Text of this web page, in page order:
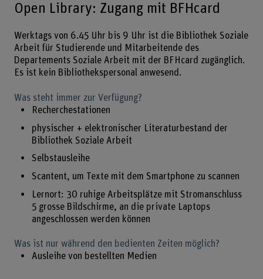
Open Library: Zugang mit BFHcard
Werktags von 6.45 Uhr bis 9 Uhr ist die Bibliothek Soziale
Arbeit für Studierende und Mitarbeitende des
Departements Soziale Arbeit mit der BFHcard zugänglich.
Es ist kein Bibliothekspersonal anwesend.
Was steht immer zur Verfügung?
Recherchestationen
physischer + elektronischer Literaturbestand der
Bibliothek Soziale Arbeit
Selbstausleihe
Scantent, um Texte mit dem Smartphone zu scannen
Lernort: 30 ruhige Arbeitsplätze mit Stromanschluss
5 grosse Bildschirme, an die private Laptops
angeschlossen werden können
Was ist nur während den bedienten Zeiten möglich?
Ausleihe von bestellten Medien